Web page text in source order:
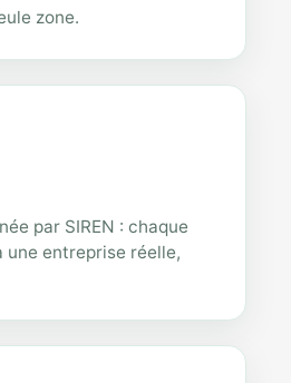
zone.
par SIREN : chaque
une entreprise réelle,